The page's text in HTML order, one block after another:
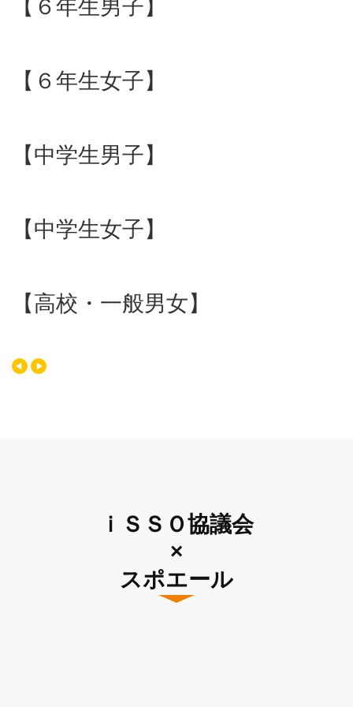
【６年生男子】
【６年生女子】
【中学生男子】
【中学生女子】
【高校・一般男女】
ｉＳＳＯ協議会
×
スポエール